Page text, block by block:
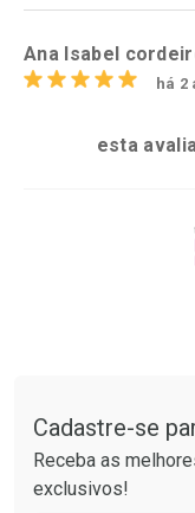
Ana Isabel
há 2
esta
Cadastre-se
Receba as
exclusivos!